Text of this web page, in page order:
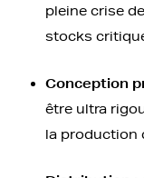
pleine crise
stocks
Conception
être ultra
la production